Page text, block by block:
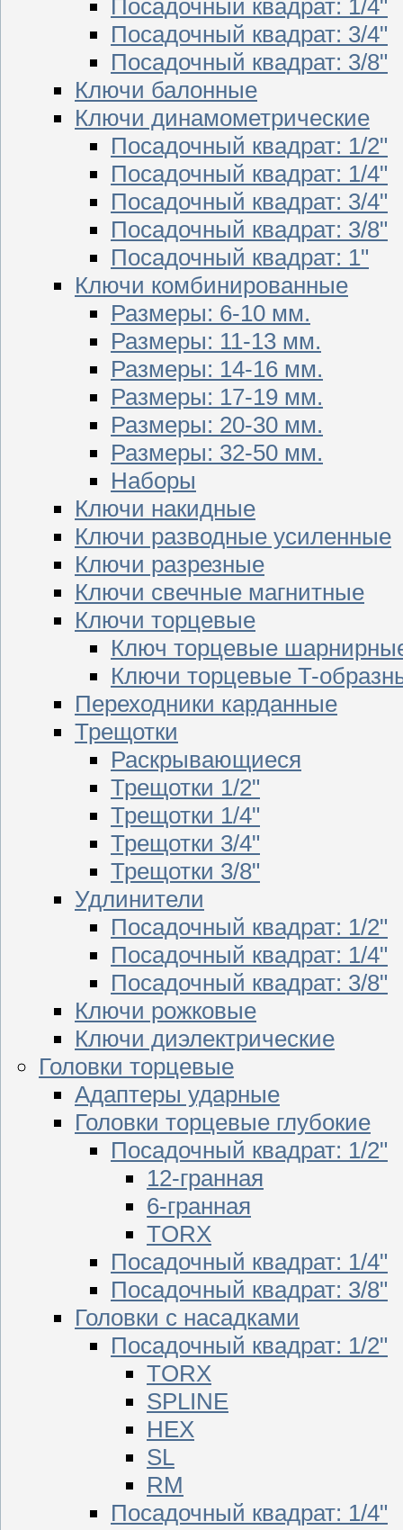
Посадочный квадрат: 1/4"
Посадочный квадрат: 3/4"
Посадочный квадрат: 3/8"
Ключи балонные
Ключи динамометрические
Посадочный квадрат: 1/2"
Посадочный квадрат: 1/4"
Посадочный квадрат: 3/4"
Посадочный квадрат: 3/8"
Посадочный квадрат: 1"
Ключи комбинированные
Размеры: 6-10 мм.
Размеры: 11-13 мм.
Размеры: 14-16 мм.
Размеры: 17-19 мм.
Размеры: 20-30 мм.
Размеры: 32-50 мм.
Наборы
Ключи накидные
Ключи разводные усиленные
Ключи разрезные
Ключи свечные магнитные
Ключи торцевые
Ключ торцевые
Ключи торцевые T-
Переходники карданные
Трещотки
Раскрывающиеся
Трещотки 1/2"
Трещотки 1/4"
Трещотки 3/4"
Трещотки 3/8"
Удлинители
Посадочный квадрат: 1/2"
Посадочный квадрат: 1/4"
Посадочный квадрат: 3/8"
Ключи рожковые
Ключи диэлектрические
Головки торцевые
Адаптеры ударные
Головки торцевые глубокие
Посадочный квадрат: 1/2"
12-гранная
6-гранная
TORX
Посадочный квадрат: 1/4"
Посадочный квадрат: 3/8"
Головки с насадками
Посадочный квадрат: 1/2"
TORX
SPLINE
HEX
SL
RM
Посадочный квадрат: 1/4"